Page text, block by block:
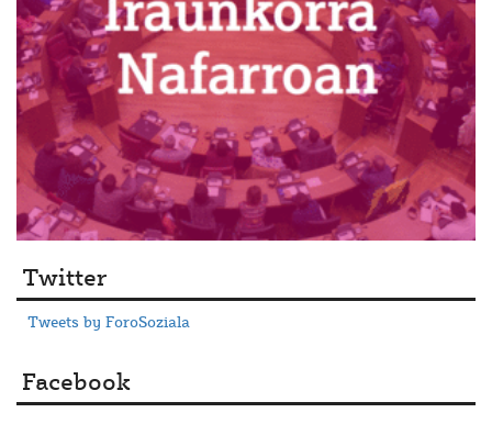
Twitter
Tweets by ForoSoziala
Facebook